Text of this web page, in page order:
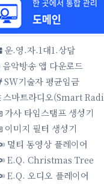
운.영.자.1대1.상담
음악방송 앱 다운로드
SW기술자 평균임금
스마트라디오(Smart
가사 타임스탬프 생성기
이미지 필터 생성기
멀티 동영상 플레이어
E.Q. Christmas Tree
E.Q. 오디오 플레이어